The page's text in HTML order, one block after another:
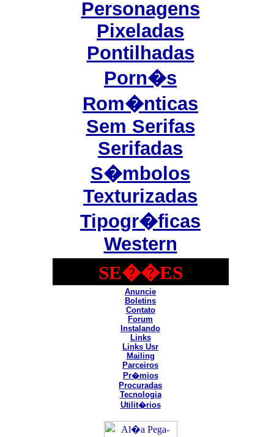
Personagens
Pixeladas
Pontilhadas
Porn�s
Rom�nticas
Sem Serifas
Serifadas
S�mbolos
Texturizadas
Tipogr�ficas
Western
SE��ES
Anuncie
Boletins
Contato
Forum
Instalando
Links
Links Usr
Mailing
Parceiros
Pr�mios
Procuradas
Tecnologia
Utilit�rios